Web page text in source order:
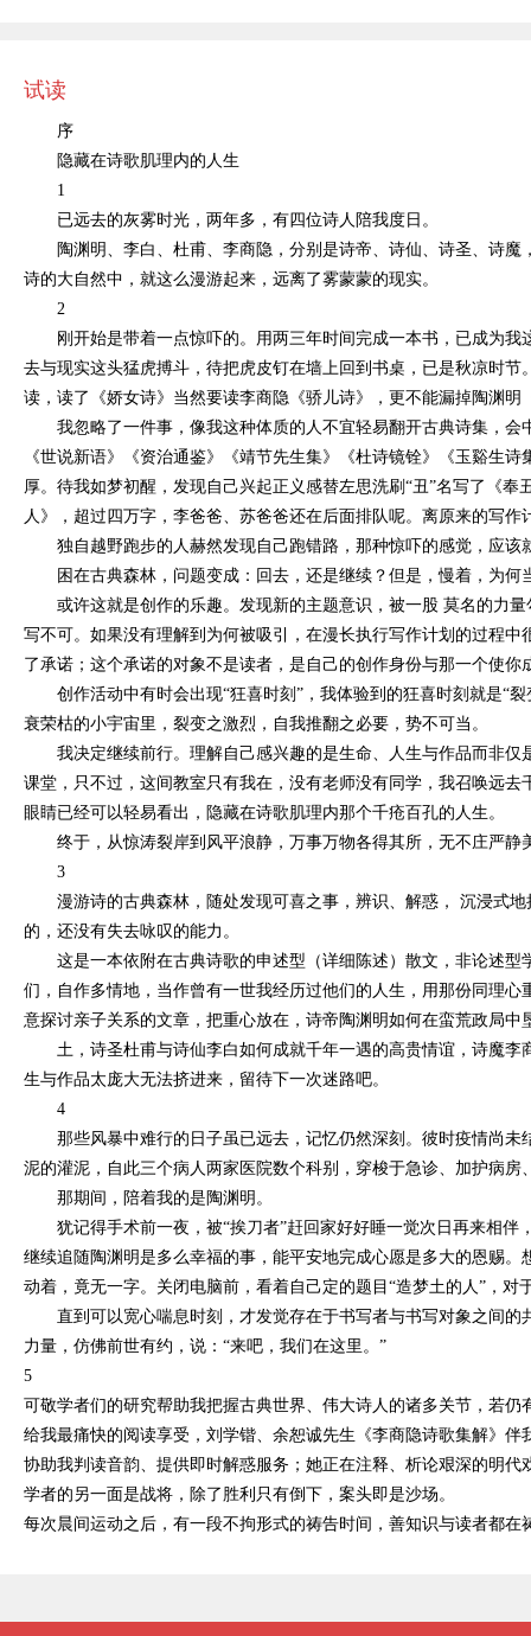
试读
序
隐藏在诗歌肌理内的人生
1
已远去的灰雾时光，两年多，有四位诗人陪我度日。
陶渊明、李白、杜甫、李商隐，分别是诗帝、诗仙、诗圣、诗
诗的大自然中，就这么漫游起来，远离了雾蒙蒙的现实。
2
刚开始是带着一点惊吓的。用两三年时间完成一本书，已成为
去与现实这头猛虎搏斗，待把虎皮钉在墙上回到书桌，已是秋凉时
读，读了《娇女诗》当然要读李商隐《骄儿诗》，更不能漏掉陶渊
我忽略了一件事，像我这种体质的人不宜轻易翻开古典诗集，
《世说新语》《资治通鉴》《靖节先生集》《杜诗镜铨》《玉谿生
厚。待我如梦初醒，发现自己兴起正义感替左思洗刷 “丑”名写了《奉
人》，超过四万字，李爸爸、苏爸爸还在后面排队呢。离原来的写作
独自越野跑步的人赫然发现自己跑错路，那种惊吓的感觉，应该
困在古典森林，问题变成：回去，还是继续？但是，慢着，为
或许这就是创作的乐趣。发现新的主题意识，被一股 莫名的力量
写不可。如果没有理解到为何被吸引，在漫长执行写作计划的过程
了承诺；这个承诺的对象不是读者，是自己的创作身份与那一个使
创作活动中有时会出现“狂喜时刻 ” ，我体验到的狂喜时刻就是“裂
衰荣枯的小宇宙里，裂变之激烈，自我推翻之必要，势不可当。
我决定继续前行。理解自己感兴趣的是生命、人生与作品而非
课堂，只不过，这间教室只有我在，没有老师没有同学，我召唤远去
眼睛已经可以轻易看出，隐藏在诗歌肌理内那个千疮百孔的人生。
终于，从惊涛裂岸到风平浪静，万事万物各得其所，无不庄严静
3
漫游诗的古典森林，随处发现可喜之事，辨识、解惑，
沉浸式地
的，还没有失去咏叹的能力。
这是一本依附在古典诗歌的申述型（详细陈述）散文，非论述型
们，自作多情地，当作曾有一世我经历过他们的人生，用那份同理
意探讨亲子关系的文章，把重心放在，诗帝陶渊明如何在蛮荒政局中
土，诗圣杜甫与诗仙李白如何成就千年一遇的高贵情谊，诗魔
生与作品太庞大无法挤进来，留待下一次迷路吧。
4
那些风暴中难行的日子虽已远去，记忆仍然深刻。彼时疫情尚
泥的灌泥，自此三个病人两家医院数个科别，穿梭于急诊、加护病房
那期间，陪着我的是陶渊明。
犹记得手术前一夜，被“挨刀者”赶回家好好睡一觉次日再来相伴
继续追随陶渊明是多么幸福的事，能平安地完成心愿是多大的恩赐
动着，竟无一字。关闭电脑前，看着自己定的题目 “造梦土的人” ，对
直到可以宽心喘息时刻，才发觉存在于书写者与书写对象之间的
力量，仿佛前世有约，说： “来吧，我们在这里。 ”
5
可敬学者们的研究帮助我把握古典世界、伟大诗人的诸多关节，若
给我最痛快的阅读享受，刘学锴、 余恕诚先生《李商隐诗歌集解》伴
协助我判读音韵、提供即时解惑服务；她正在注释、析论艰深的明
学者的另一面是战将，除了胜利只有倒下，案头即是沙场。
每次晨间运动之后，有一段不拘形式的祷告时间，善知识与读者都